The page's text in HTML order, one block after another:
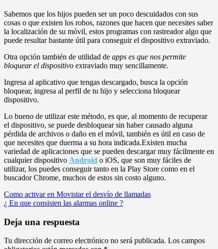
Sabemos que los hijos pueden ser un poco descuidados con sus
cosas o que existen los robos, razones que hacen que necesites saber
la localización de su móvil, estos programas con rastreador algo que
puede resultar bastante útil para conseguir el dispositivo extraviado.
Otra opción también de utilidad de apps es que nos permite
bloquear el dispositivo extraviado muy sencillamente.
Ingresa al aplicativo que tengas descargado, busca la opción
bloquear, ingresa al perfil de tu hijo y selecciona bloquear
dispositivo.
Lo bueno de utilizar este método, es que, al momento de recuperar
el dispositivo, se puede desbloquear sin haber causado alguna
pérdida de archivos o daño en el móvil, también es útil en caso de
que necesites que duerma a su hora indicada.Existen mucha
variedad de aplicaciones que se pueden descargar muy fácilmente en
cualquier dispositivo Android o iOS, que son muy fáciles de
utilizar, los puedes conseguir tanto en la Play Store como en el
buscador Chrome, muchos de estos sin costo alguno.
Navegación
de
entradas
Como activar en Movistar el desvío de llamadas
¿ En que consisten las alarmas online ?
Deja una respuesta
Tu dirección de correo electrónico no será publicada. Los campos